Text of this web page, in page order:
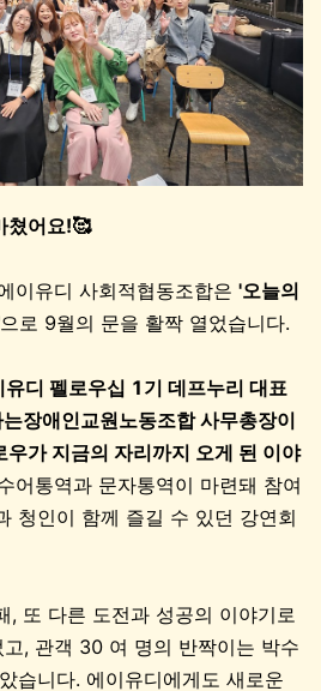
쳤어요!🥰
이유디 사회적협동조합은 '오늘의
으로 9월의 문을 활짝 열었습니다.
유디 펠로우십 1기 데프누리 대표
장애인교원노동조합 사무총장이
가 지금의 자리까지 오게 된 이야
어통역과 문자통역이 마련돼 참여
청인이 함께 즐길 수 있던 강연회
, 또 다른 도전과 성공의 이야기로
, 관객 30 여 명의 반짝이는 박수
습니다. 에이유디에게도 새로운